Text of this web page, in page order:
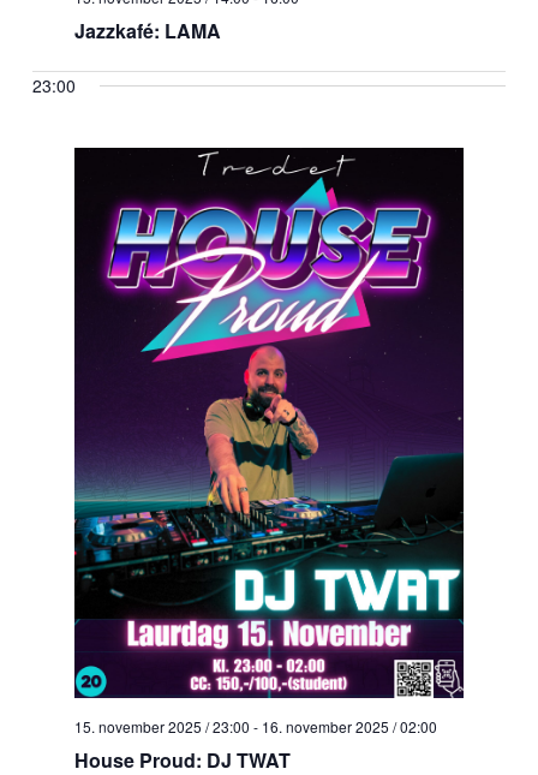
Jazzkafé: LAMA
23:00
15. november 2025 / 23:00 - 16. november 2025 / 02:00
House Proud: DJ TWAT